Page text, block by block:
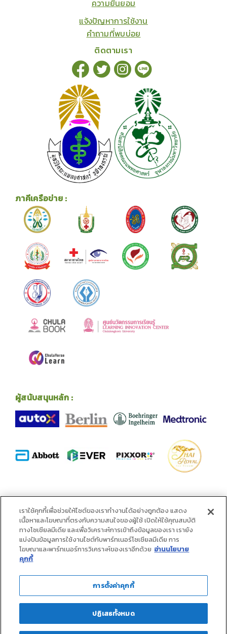
ความยินยอม
แจ้งปัญหาการใช้งาน
คำถามที่พบบ่อย
ติดตามเรา
ภาคีเครือข่าย :
ผู้สนับสนุนหลัก :
พันธมิตร :
เราใช้คุกกี้เพื่อช่วยให้ไซต์ของเราทำงานได้อย่างถูกต้อง แสดง
เนื้อหาและโฆษณาที่ตรงกับความสนใจของผู้ใช้ เปิดให้ใช้คุณสมบัติ
ทางโซเชียลมีเดีย และเพื่อวิเคราะห์การเข้าถึงข้อมูลของเรา เรายัง
แบ่งปันข้อมูลการใช้งานไซต์กับพาร์ทเนอร์โซเชียลมีเดีย การ
โฆษณาและพาร์ทเนอร์การวิเคราะห์ของเราอีกด้วย อ่านนโยบาย
คุกกี้
การตั้งค่าคุกกี้
ปฏิเสธทั้งหมด